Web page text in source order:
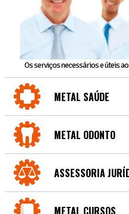
Os serviços necessários e úteis
METAL SAÚDE
METAL ODONTO
ASSESSORIA